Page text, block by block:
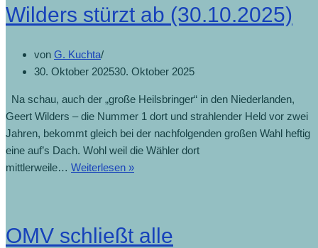
Wilders stürzt ab (30.10.2025)
von G. Kuchta
30. Oktober 202530. Oktober 2025
Na schau, auch der „große Heilsbringer“ in den Niederlanden,
Geert Wilders – die Nummer 1 dort und strahlender Held vor zwei
Jahren, bekommt gleich bei der nachfolgenden großen Wahl heftig
eine auf’s Dach. Wohl weil die Wähler dort
mittlerweile… Weiterlesen »Niederlande-
stürzt
OMV schließt alle